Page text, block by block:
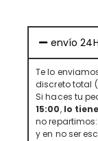
envío 24H
Te lo
discreto total
Si haces tu
15:00, lo
no
y en no ser